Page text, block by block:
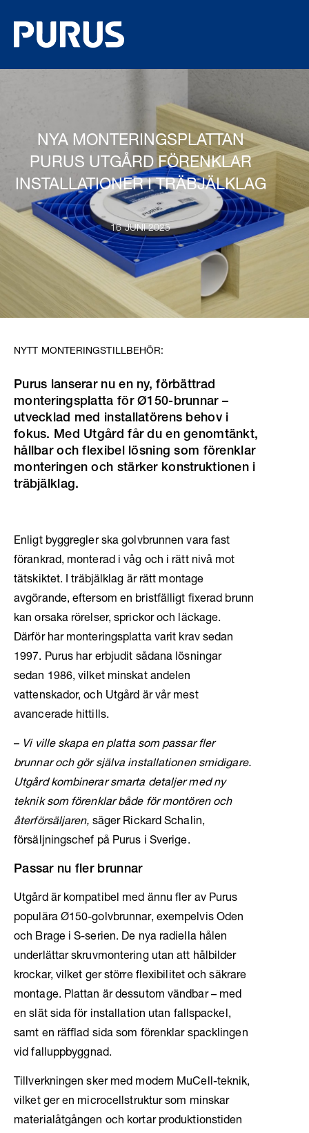
NYA MONTERINGSPLATTAN
PURUS UTGÅRD FÖRENKLAR
INSTALLATIONER I TRÄBJÄLKLAG
16 JUNI 2025
NYTT MONTERINGSTILLBEHÖR:
Purus lanserar nu en ny, förbättrad
monteringsplatta för Ø150-brunnar –
utvecklad med installatörens behov i
fokus. Med Utgård får du en genomtänkt,
hållbar och flexibel lösning som förenklar
monteringen och stärker konstruktionen i
träbjälklag.
Enligt byggregler ska golvbrunnen vara fast
förankrad, monterad i våg och i rätt nivå mot
tätskiktet. I träbjälklag är rätt montage
avgörande, eftersom en bristfälligt fixerad brunn
kan orsaka rörelser, sprickor och läckage.
Därför har monteringsplatta varit krav sedan
1997. Purus har erbjudit sådana lösningar
sedan 1986, vilket minskat andelen
vattenskador, och Utgård är vår mest
avancerade hittills.
– Vi ville skapa en platta som passar fler
brunnar och gör själva installationen smidigare.
Utgård kombinerar smarta detaljer med ny
teknik som förenklar både för montören och
återförsäljaren, säger Rickard Schalin,
försäljningschef på Purus i Sverige.
Passar nu fler brunnar
Utgård är kompatibel med ännu fler av Purus
populära Ø150-golvbrunnar, exempelvis Oden
och Brage i S-serien. De nya radiella hålen
underlättar skruvmontering utan att hålbilder
krockar, vilket ger större flexibilitet och säkrare
montage. Plattan är dessutom vändbar – med
en slät sida för installation utan fallspackel,
samt en räfflad sida som förenklar spacklingen
vid falluppbyggnad.
Tillverkningen sker med modern MuCell-teknik,
vilket ger en microcellstruktur som minskar
materialåtgången och kortar produktionstiden